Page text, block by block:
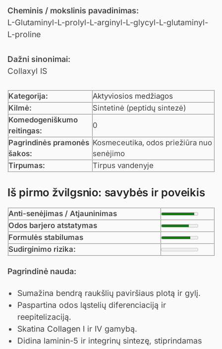
Cheminis / mokslinis pavadinimas:
L-Glutaminyl-L-prolyl-L-arginyl-L-glycyl-L-glutaminyl-
L-proline
Dažni sinonimai:
Collaxyl IS
Kategorija:
Aktyviosios medžiagos
Kilmė:
Sintetinė (peptidų sintezė)
Komedogeniškumo
reitingas:
0
Pagrindinės pramonės
šakos:
Kosmeceutika, odos priežiūra nuo
senėjimo
Tirpumas:
Tirpus vandenyje
Iš pirmo žvilgsnio: savybės ir poveikis
Anti-senėjimas / Atjauninimas
Odos barjero atstatymas
Formulės stabilumas
Sudirginimo rizika:
Pagrindinė nauda:
Sumažina bendrą raukšlių paviršiaus plotą ir gylį.
Paspartina odos ląstelių diferenciaciją ir
reepitelizaciją.
Skatina Collagen I ir IV gamybą.
Didina laminin-5 ir integrinų sintezę, stiprindamas